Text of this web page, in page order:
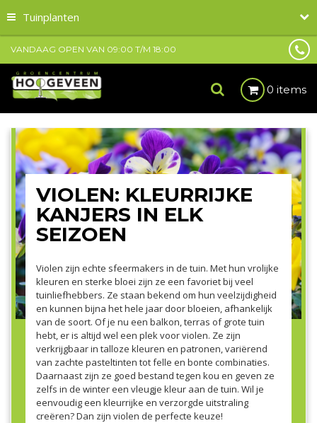
Tuinplanten
VANDAAG OPEN VAN 09:00 T/M 18:00
0 items
VIOLEN: KLEURRIJKE
KANJERS IN ELK
SEIZOEN
Violen zijn echte sfeermakers in de tuin. Met hun vrolijke
kleuren en sterke bloei zijn ze een favoriet bij veel
tuinliefhebbers. Ze staan bekend om hun veelzijdigheid
en kunnen bijna het hele jaar door bloeien, afhankelijk
van de soort. Of je nu een balkon, terras of grote tuin
hebt, er is altijd wel een plek voor violen. Ze zijn
verkrijgbaar in talloze kleuren en patronen, variërend
van zachte pasteltinten tot felle en bonte combinaties.
Daarnaast zijn ze goed bestand tegen kou en geven ze
zelfs in de winter een vleugje kleur aan de tuin. Wil je
eenvoudig een kleurrijke en verzorgde uitstraling
creëren? Dan zijn violen de perfecte keuze!